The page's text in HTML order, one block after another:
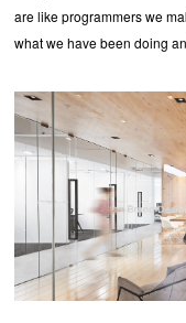
are like programmers we
what we have been doing